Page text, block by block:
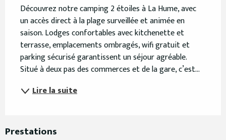
Découvrez notre camping 2 étoiles à La Hume, avec
un accès direct à la plage surveillée et animée en
saison. Lodges confortables avec kitchenette et
terrasse, emplacements ombragés, wifi gratuit et
parking sécurisé garantissent un séjour agréable.
Situé à deux pas des commerces et de la gare, c’est...
Lire la suite
Prestations